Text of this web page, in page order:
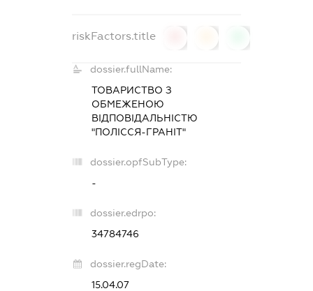
riskFactors.title
dossier.fullName:
ТОВАРИСТВО З
ОБМЕЖЕНОЮ
ВІДПОВІДАЛЬНІСТЮ
"ПОЛІССЯ-ГРАНІТ"
dossier.opfSubType:
-
dossier.edrpo:
34784746
dossier.regDate:
15.04.07